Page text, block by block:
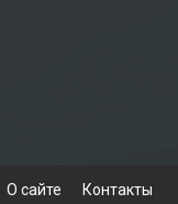
О сайте Контакты